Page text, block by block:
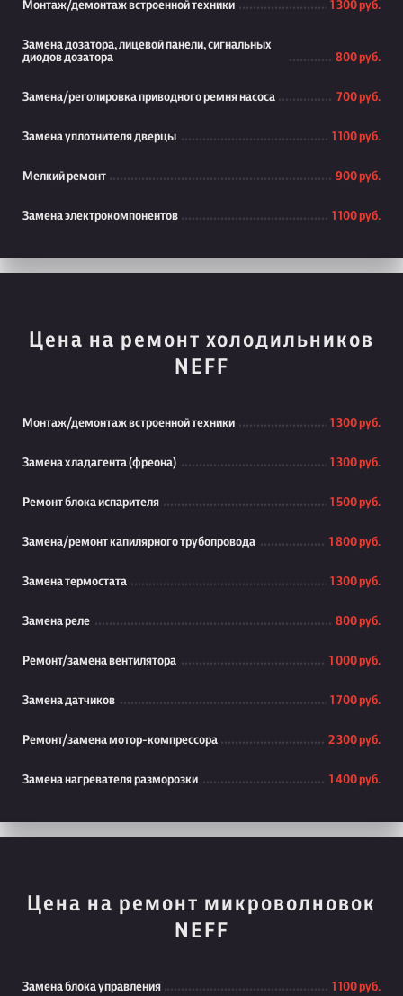
Монтаж/демонтаж встроенной техники 1 300 руб.
Замена дозатора, лицевой панели, сигнальных
диодов дозатора
800 руб.
Замена/реголировка приводного ремня насоса 700 руб.
Замена уплотнителя дверцы 1 100 руб.
Мелкий ремонт 900 руб.
Замена электрокомпонентов 1 100 руб.
Цена на ремонт холодильников
NEFF
Монтаж/демонтаж встроенной техники 1 300 руб.
Замена хладагента (фреона) 1 300 руб.
Ремонт блока испарителя 1 500 руб.
Замена/ремонт капилярного трубопровода 1 800 руб.
Замена термостата 1 300 руб.
Замена реле 800 руб.
Ремонт/замена вентилятора 1 000 руб.
Замена датчиков 1 700 руб.
Ремонт/замена мотор-компрессора 2 300 руб.
Замена нагревателя разморозки 1 400 руб.
Цена на ремонт микроволновок
NEFF
Замена блока управления 1 100 руб.